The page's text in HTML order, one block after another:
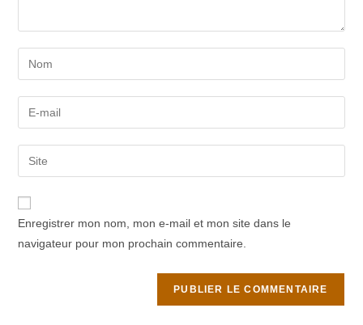
Enter
your
name
comment
Enter
your
email
address
comment
Saisir
l’URL
de
Enregistrer mon nom, mon e-mail et mon site dans le
navigateur pour mon prochain commentaire.